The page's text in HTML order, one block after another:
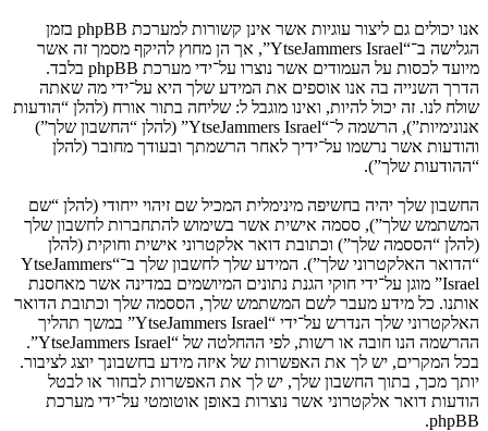
אנו יכולים גם ליצור עוגיות אשר אינן קשורות למערכת phpBB בזמן
הגלישה ב־“YtseJammers Israel”, אך הן מחוץ להיקף מסמך זה אשר
מיועד לכסות על העמודים אשר נוצרו על־ידי מערכת phpBB בלבד.
הדרך השנייה בה אנו אוספים את המידע שלך היא על־ידי מה שאתה
שולח לנו. זה יכול להיות, ואינו מוגבל ל: שליחה בתור אורח (להלן “הודעות
אנונימיות”), הרשמה ל־“YtseJammers Israel” (להלן “החשבון שלך”)
והודעות אשר נרשמו על־ידיך לאחר הרשמתך ובעודך מחובר (להלן
“ההודעות שלך”).
החשבון שלך יהיה בחשיפה מינימלית המכיל שם זיהוי ייחודי (להלן “שם
המשתמש שלך”), ססמה אישית אשר בשימוש להתחברות לחשבון שלך
(להלן “הססמה שלך”) וכתובת דואר אלקטרוני אישית וחוקית (להלן
“הדואר האלקטרוני שלך”). המידע שלך לחשבון שלך ב־“YtseJammers
Israel” מוגן על־ידי חוקי הגנת נתונים המיושמים במדינה אשר מאחסנת
אותנו. כל מידע מעבר לשם המשתמש שלך, הססמה שלך וכתובת הדואר
האלקטרוני שלך הנדרש על־ידי “YtseJammers Israel” במשך תהליך
ההרשמה הנו חובה או רשות, לפי ההחלטה של “YtseJammers Israel”.
בכל המקרים, יש לך את האפשרות של איזה מידע בחשבונך יוצג לציבור.
יותך מכך, בתוך החשבון שלך, יש לך את האפשרות לבחור או לבטל
הודעות דואר אלקטרוני אשר נוצרות באופן אוטומטי על־ידי מערכת
phpBB.